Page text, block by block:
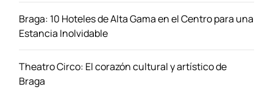
:
L
o
s
Braga: 10 Hoteles de Alta Gama en el Centro para una
Estancia Inolvidable
Theatro Circo: El corazón cultural y artístico de
Braga